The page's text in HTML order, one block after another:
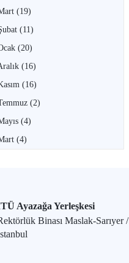
(19)
(11)
(20)
(16)
(16)
(2)
(4)
(4)
Ayazağa Yerleşkesi
Binası Maslak-Sarıyer /